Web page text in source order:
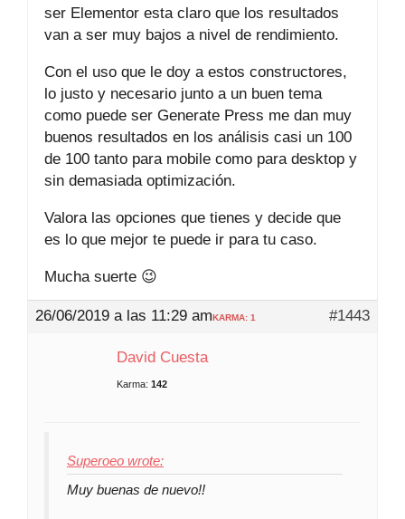
ser Elementor esta claro que los resultados
van a ser muy bajos a nivel de rendimiento.
Con el uso que le doy a estos constructores,
lo justo y necesario junto a un buen tema
como puede ser Generate Press me dan muy
buenos resultados en los análisis casi un 100
de 100 tanto para mobile como para desktop y
sin demasiada optimización.
Valora las opciones que tienes y decide que
es lo que mejor te puede ir para tu caso.
Mucha suerte 😉
26/06/2019 a las 11:29 am #1443
KARMA: 1
David Cuesta
Karma: 142
Superoeo wrote:
Muy buenas de nuevo!!